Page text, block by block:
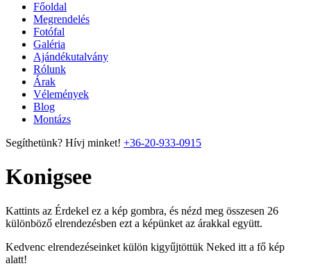
Főoldal
Megrendelés
Fotófal
Galéria
Ajándékutalvány
Rólunk
Árak
Vélemények
Blog
Montázs
Segíthetünk? Hívj minket! +36-20-933-0915
Konigsee
Kattints az Érdekel ez a kép gombra, és nézd meg összesen 26
különböző elrendezésben ezt a képünket az árakkal együtt.
Kedvenc elrendezéseinket külön kigyűjtöttük Neked itt a fő kép
alatt!